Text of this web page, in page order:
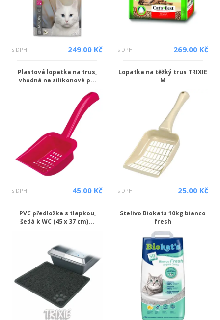
s DPH 249.00 Kč s DPH 269.00 Kč
Plastová lopatka na trus,
vhodná na silikonové p...
s DPH 45.00 Kč
Lopatka na těžký trus TRIXIE
M
s DPH 25.00 Kč
PVC předložka s tlapkou,
šedá k WC (45 x 37 cm)...
Stelivo Biokats 10kg bianco
fresh